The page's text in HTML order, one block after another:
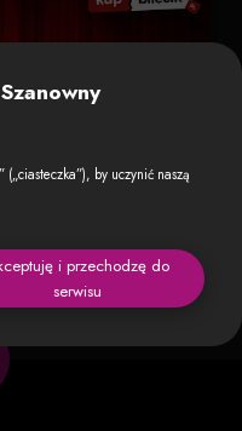
Nowa Huta
2. liga Bilety do nabycia na: Kup
by uczynić naszą
i przechodzę do
serwisu